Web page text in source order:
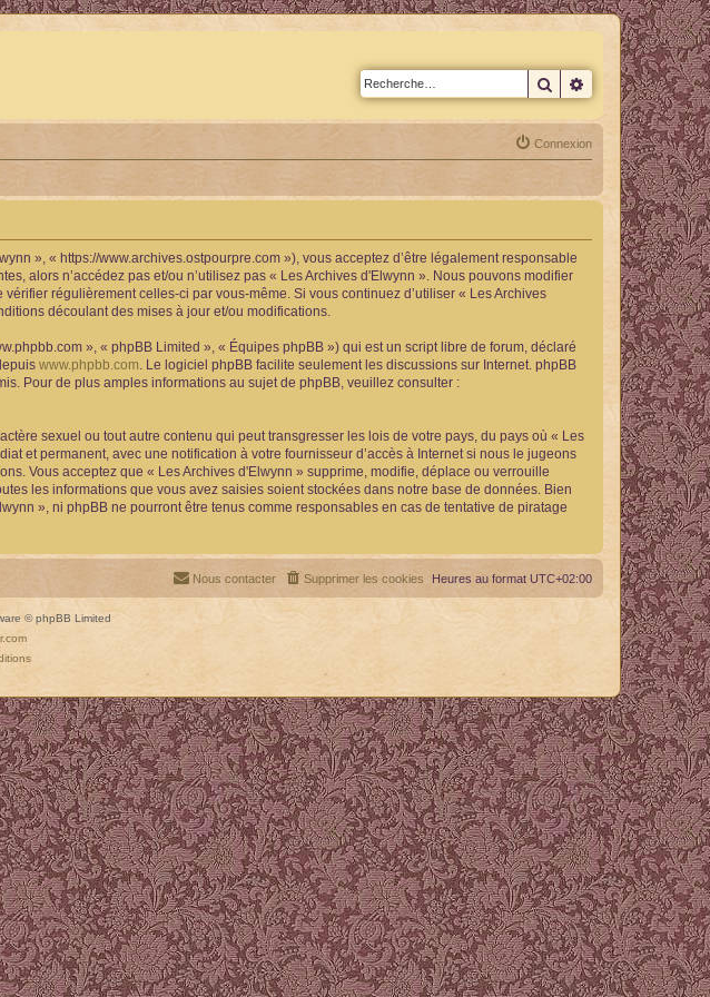
Rechercher
Recherche
Connexion
», « https://www.archives.ostpourpre.com »), vous acceptez d’être légalement responsable
alors n’accédez pas et/ou n’utilisez pas « Les Archives d'Elwynn ». Nous pouvons modifier
régulièrement celles-ci par vous-même. Si vous continuez d’utiliser « Les Archives
découlant des mises à jour et/ou modifications.
», « phpBB Limited », « Équipes phpBB ») qui est un script libre de forum, déclaré
www.phpbb.com . Le logiciel phpBB facilite seulement les discussions sur Internet. phpBB
Pour de plus amples informations au sujet de phpBB, veuillez consulter :
sexuel ou tout autre contenu qui peut transgresser les lois de votre pays, du pays où « Les
et permanent, avec une notification à votre fournisseur d’accès à Internet si nous le jugeons
Vous acceptez que « Les Archives d'Elwynn » supprime, modifie, déplace ou verrouille
les informations que vous avez saisies soient stockées dans notre base de données. Bien
», ni phpBB ne pourront être tenus comme responsables en cas de tentative de piratage
Heures au format UTC+02:00
Supprimer les cookies
Nous contacter
© phpBB Limited